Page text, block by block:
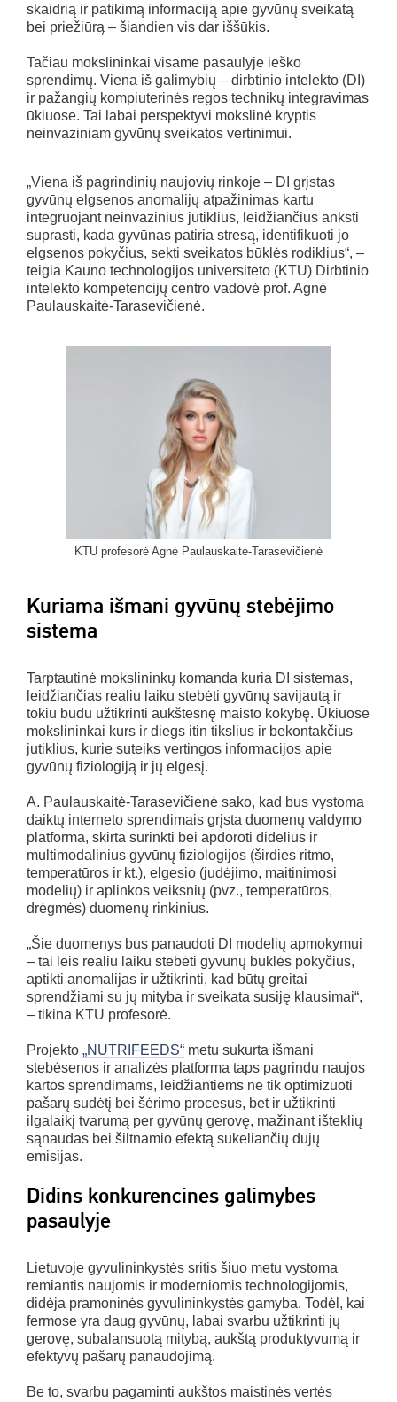
skaidrią ir patikimą informaciją apie gyvūnų sveikatą
bei priežiūrą – šiandien vis dar iššūkis.
Tačiau mokslininkai visame pasaulyje ieško
sprendimų. Viena iš galimybių – dirbtinio intelekto (DI)
ir pažangių kompiuterinės regos technikų integravimas
ūkiuose. Tai labai perspektyvi mokslinė kryptis
neinvaziniam gyvūnų sveikatos vertinimui.
„Viena iš pagrindinių naujovių rinkoje – DI grįstas
gyvūnų elgsenos anomalijų atpažinimas kartu
integruojant neinvazinius jutiklius, leidžiančius anksti
suprasti, kada gyvūnas patiria stresą, identifikuoti jo
elgsenos pokyčius, sekti sveikatos būklės rodiklius“, –
teigia Kauno technologijos universiteto (KTU) Dirbtinio
intelekto kompetencijų centro vadovė prof. Agnė
Paulauskaitė-Tarasevičienė.
KTU profesorė Agnė Paulauskaitė-Tarasevičienė
Kuriama išmani gyvūnų stebėjimo
sistema
Tarptautinė mokslininkų komanda kuria DI sistemas,
leidžiančias realiu laiku stebėti gyvūnų savijautą ir
tokiu būdu užtikrinti aukštesnę maisto kokybę. Ūkiuose
mokslininkai kurs ir diegs itin tikslius ir bekontakčius
jutiklius, kurie suteiks vertingos informacijos apie
gyvūnų fiziologiją ir jų elgesį.
A. Paulauskaitė-Tarasevičienė sako, kad bus vystoma
daiktų interneto sprendimais grįsta duomenų valdymo
platforma, skirta surinkti bei apdoroti didelius ir
multimodalinius gyvūnų fiziologijos (širdies ritmo,
temperatūros ir kt.), elgesio (judėjimo, maitinimosi
modelių) ir aplinkos veiksnių (pvz., temperatūros,
drėgmės) duomenų rinkinius.
„Šie duomenys bus panaudoti DI modelių apmokymui
– tai leis realiu laiku stebėti gyvūnų būklės pokyčius,
aptikti anomalijas ir užtikrinti, kad būtų greitai
sprendžiami su jų mityba ir sveikata susiję klausimai“,
– tikina KTU profesorė.
Projekto „NUTRIFEEDS“ metu sukurta išmani
stebėsenos ir analizės platforma taps pagrindu naujos
kartos sprendimams, leidžiantiems ne tik optimizuoti
pašarų sudėtį bei šėrimo procesus, bet ir užtikrinti
ilgalaikį tvarumą per gyvūnų gerovę, mažinant išteklių
sąnaudas bei šiltnamio efektą sukeliančių dujų
emisijas.
Didins konkurencines galimybes
pasaulyje
Lietuvoje gyvulininkystės sritis šiuo metu vystoma
remiantis naujomis ir moderniomis technologijomis,
didėja pramoninės gyvulininkystės gamyba. Todėl, kai
fermose yra daug gyvūnų, labai svarbu užtikrinti jų
gerovę, subalansuotą mitybą, aukštą produktyvumą ir
efektyvų pašarų panaudojimą.
Be to, svarbu pagaminti aukštos maistinės vertės